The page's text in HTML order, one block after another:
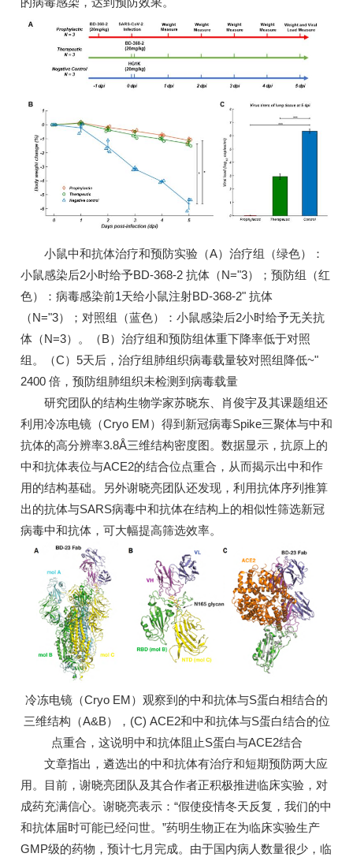
小鼠中和抗体治疗和预防实验（A）治疗组（绿色）：
小鼠感染后2小时给予BD-368-2 抗体（N="3）；预防组（红
色）：病毒感染前1天给小鼠注射BD-368-2" 抗体
（N="3）；对照组（蓝色）：小鼠感染后2小时给予无关抗
体（N=3）。（B）治疗组和预防组体重下降率低于对照
组。（C）5天后，治疗组肺组织病毒载量较对照组降低~"
2400 倍，预防组肺组织未检测到病毒载量
研究团队的结构生物学家苏晓东、肖俊宇及其课题组还
利用冷冻电镜（Cryo EM）得到新冠病毒Spike三聚体与中和
抗体的高分辨率3.8Å三维结构密度图。数据显示，抗原上的
中和抗体表位与ACE2的结合位点重合，从而揭示出中和作
用的结构基础。另外谢晓亮团队还发现，利用抗体序列推算
出的抗体与SARS病毒中和抗体在结构上的相似性筛选新冠
病毒中和抗体，可大幅提高筛选效率。
冷冻电镜（Cryo EM）观察到的中和抗体与S蛋白相结合的
三维结构（A&B），(C) ACE2和中和抗体与S蛋白结合的位
点重合，这说明中和抗体阻止S蛋白与ACE2结合
文章指出，遴选出的中和抗体有治疗和短期预防两大应
用。目前，谢晓亮团队及其合作者正积极推进临床实验，对
成药充满信心。谢晓亮表示：“假使疫情冬天反复，我们的中
和抗体届时可能已经问世。”药明生物正在为临床实验生产
GMP级的药物，预计七月完成。由于国内病人数量很少，临